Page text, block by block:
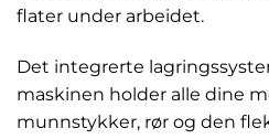
flater under arbeidet.
Det integrerte
maskinen holder alle dine
munnstykker, rør og den